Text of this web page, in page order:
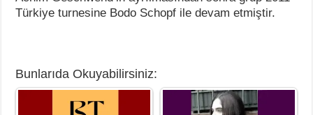
Türkiye turnesine Bodo Schopf ile devam etmiştir.
Bunlarıda Okuyabilirsiniz: